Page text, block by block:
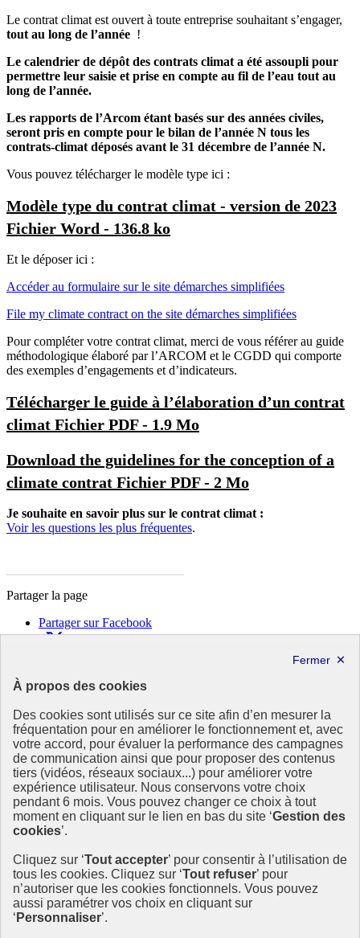
Le contrat climat est ouvert à toute entreprise souhaitant s’engager,
tout au long de l’année !
Le calendrier de dépôt des contrats climat a été assoupli pour
permettre leur saisie et prise en compte au fil de l’eau tout au
long de l’année.
Les rapports de l’Arcom étant basés sur des années civiles,
seront pris en compte pour le bilan de l’année N tous les
contrats-climat déposés avant le 31 décembre de l’année N.
Vous pouvez télécharger le modèle type ici :
Modèle type du contrat climat - version de 2023
Fichier Word - 136.8 ko
Et le déposer ici :
Accéder au formulaire sur le site démarches simplifiées
File my climate contract on the site démarches simplifiées
Pour compléter votre contrat climat, merci de vous référer au guide
méthodologique élaboré par l’ARCOM et le CGDD qui comporte
des exemples d’engagements et d’indicateurs.
Télécharger le guide à l’élaboration d’un contrat
climat Fichier PDF - 1.9 Mo
Download the guidelines for the conception of a
climate contrat Fichier PDF - 2 Mo
Je souhaite en savoir plus sur le contrat climat :
Voir les questions les plus fréquentes.
Partager la page
Partager sur Facebook
Copier dans le presse-papier
République
Française
Le portail est conçu pour être le point d'accès national à la
déclaration et au dépôt des contrats climat communications
commerciales et transition écologique. Il s'agit d'un site
gouvernemental, produit par le Commissariat général au
développement durable (CGDD), direction du ministère de la
info.gouv.fr- ouvre une nouvelle fenêtre
service-public.fr- ouvre une nouvelle fenêtre
legifrance.gouv.fr/ - ouvre une nouvelle fenêtre
data.gouv.fr/
- ouvre une nouvelle fenêtre
À propos des cookies
Des cookies sont utilisés sur ce site afin d’en mesurer la
fréquentation pour en améliorer le fonctionnement et, avec
votre accord, pour évaluer la performance des campagnes
de communication ainsi que pour proposer des contenus
tiers (vidéos, réseaux sociaux...) pour améliorer votre
expérience utilisateur. Nous conservons votre choix
pendant 6 mois. Vous pouvez changer ce choix à tout
moment en cliquant sur le lien en bas du site ‘Gestion des
cookies’.
Cliquez sur ‘Tout accepter’ pour consentir à l’utilisation de
tous les cookies. Cliquez sur ‘Tout refuser’ pour
n’autoriser que les cookies fonctionnels. Vous pouvez
aussi paramétrer vos choix en cliquant sur
‘ Personnaliser’.